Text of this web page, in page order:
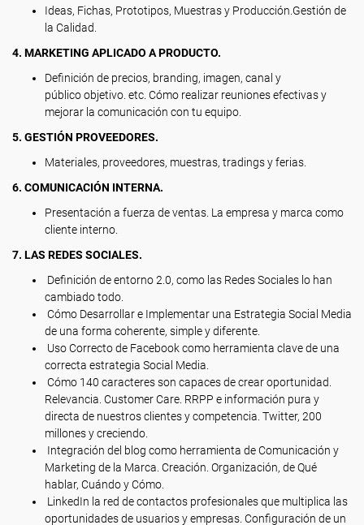
Ideas, Fichas, Prototipos, Muestras y Producción.Gestión de
la Calidad.
4. MARKETING APLICADO A PRODUCTO.
Definición de precios, branding, imagen, canal y
público objetivo. etc. Cómo realizar reuniones efectivas y
mejorar la comunicación con tu equipo.
5. GESTIÓN PROVEEDORES.
Materiales, proveedores, muestras, tradings y ferias.
6. COMUNICACIÓN INTERNA.
Presentación a fuerza de ventas. La empresa y marca como
cliente interno.
7. LAS REDES SOCIALES.
Definición de entorno 2.0, como las Redes Sociales lo han
cambiado todo.
Cómo Desarrollar e Implementar una Estrategia Social Media
de una forma coherente, simple y diferente.
Uso Correcto de Facebook como herramienta clave de una
correcta estrategia Social Media.
Cómo 140 caracteres son capaces de crear oportunidad.
Relevancia. Customer Care. RRPP e información pura y
directa de nuestros clientes y competencia. Twitter, 200
millones y creciendo.
Integración del blog como herramienta de Comunicación y
Marketing de la Marca. Creación. Organización, de Qué
hablar, Cuándo y Cómo.
LinkedIn la red de contactos profesionales que multiplica las
oportunidades de usuarios y empresas. Configuración de un